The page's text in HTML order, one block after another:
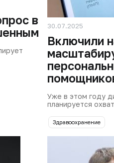
в
30.07.2025
Включили
Уже в этом году
планируется
Здравоохранение